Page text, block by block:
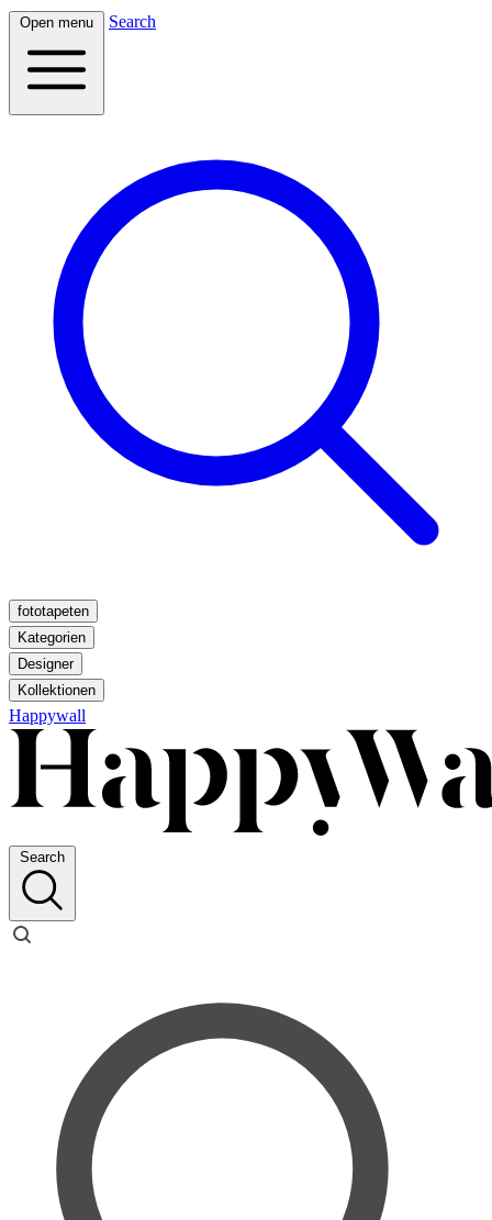
Open menu Search
fototapeten
Kategorien
Designer
Kollektionen
Happywall
Search